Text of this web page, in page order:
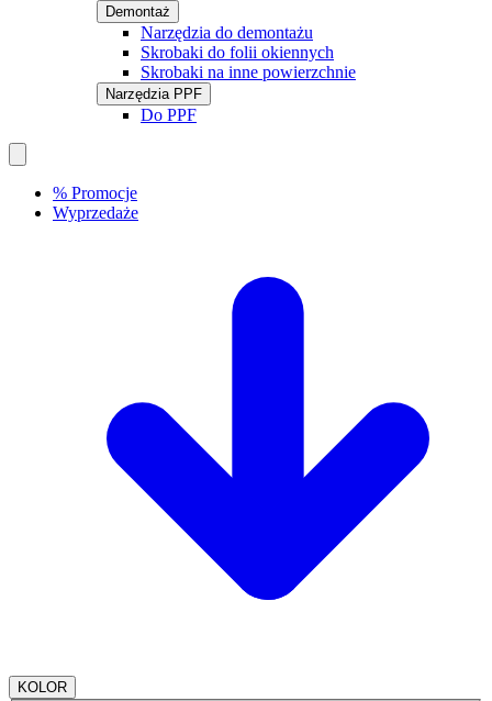
Demontaż
Narzędzia do demontażu
Skrobaki do folii okiennych
Skrobaki na inne powierzchnie
Narzędzia PPF
Do PPF
% Promocje
Wyprzedaże
KOLOR